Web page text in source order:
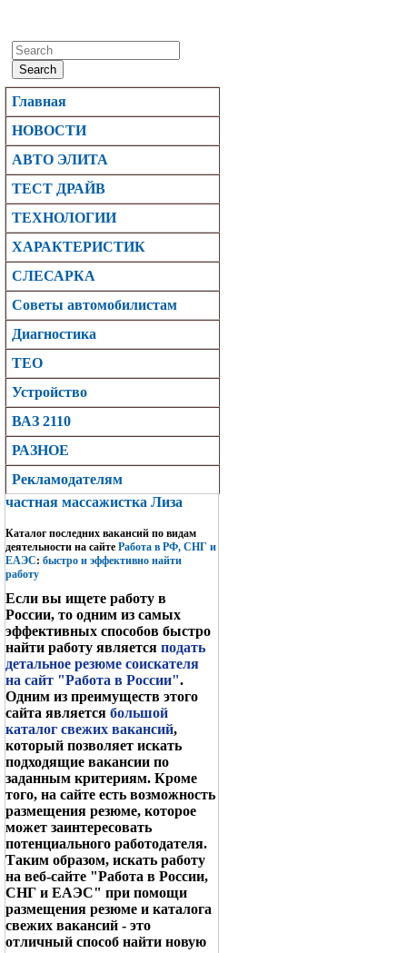
Search
Главная
НОВОСТИ
АВТО ЭЛИТА
ТЕСТ ДРАЙВ
ТЕХНОЛОГИИ
ХАРАКТЕРИСТИК
CЛЕСАРКА
Советы автомобилистам
Диагностика
TEO
Устройство
ВАЗ 2110
РАЗНОЕ
Рекламодателям
частная массажистка Лиза
Каталог последних вакансий по видам
деятельности на сайте Работа в РФ, СНГ и
ЕАЭС: быстро и эффективно найти
работу
Если вы ищете работу в
России, то одним из самых
эффективных способов быстро
найти работу является подать
детальное резюме соискателя
на сайт "Работа в России".
Одним из преимуществ этого
сайта является большой
каталог свежих вакансий,
который позволяет искать
подходящие вакансии по
заданным критериям. Кроме
того, на сайте есть возможность
размещения резюме, которое
может заинтересовать
потенциального работодателя.
Таким образом, искать работу
на веб-сайте "Работа в России,
СНГ и ЕАЭС" при помощи
размещения резюме и каталога
свежих вакансий - это
отличный способ найти новую